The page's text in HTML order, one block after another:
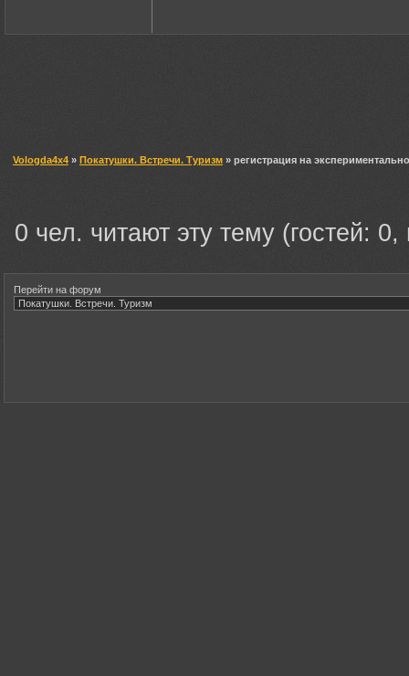
Vologda4x4 » Покатушки. Встречи. Туризм » регистрация на
0 чел. читают эту тему (гостей:
Перейти на форум